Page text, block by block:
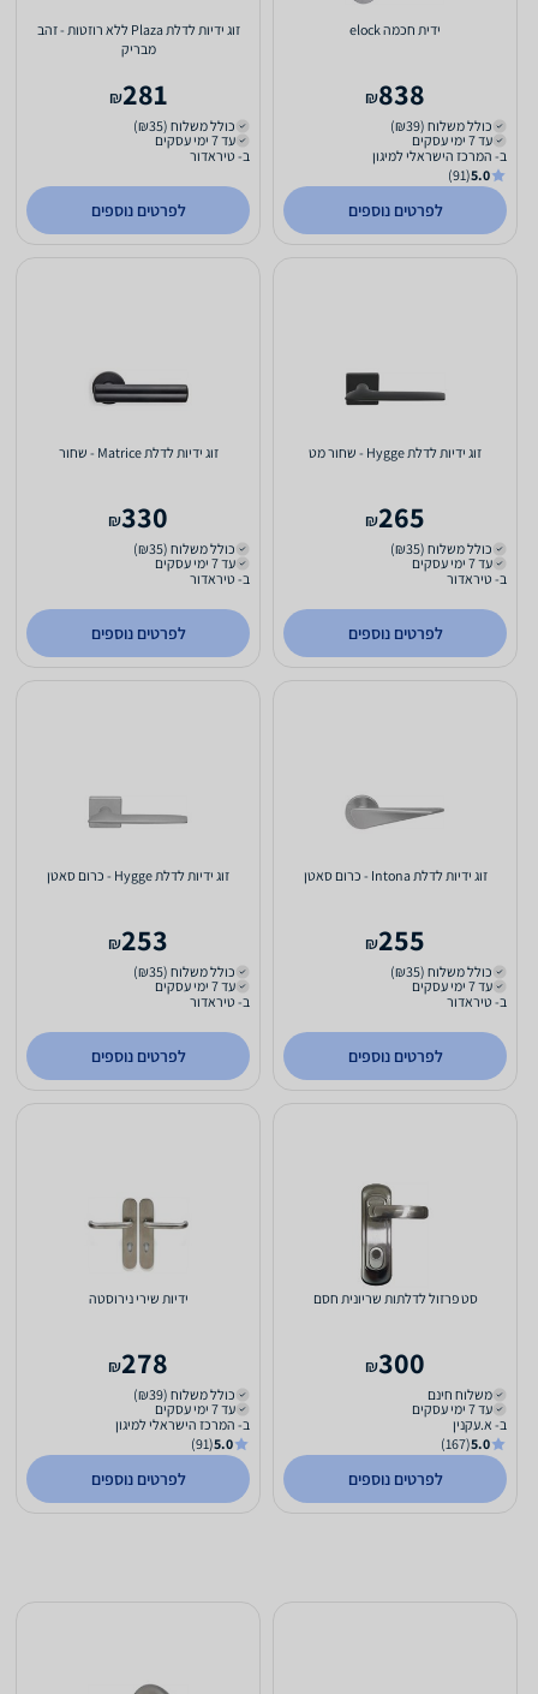
ידית חכמה elock
838
₪
כולל משלוח (₪39)
עד 7 ימי עסקים
ב- המרכז הישראלי למיגון
5.0
(91)
לפרטים נוספים
זוג ידיות לדלת Plaza ללא רוזטות - זהב
מבריק
281
₪
כולל משלוח (₪35)
עד 7 ימי עסקים
ב- טיראדור
לפרטים נוספים
זוג ידיות לדלת Hygge - שחור מט
265
₪
כולל משלוח (₪35)
עד 7 ימי עסקים
ב- טיראדור
לפרטים נוספים
זוג ידיות לדלת Matrice - שחור
330
₪
כולל משלוח (₪35)
עד 7 ימי עסקים
ב- טיראדור
לפרטים נוספים
זוג ידיות לדלת Intona - כרום סאטן
255
₪
כולל משלוח (₪35)
עד 7 ימי עסקים
ב- טיראדור
לפרטים נוספים
זוג ידיות לדלת Hygge - כרום סאטן
253
₪
כולל משלוח (₪35)
עד 7 ימי עסקים
ב- טיראדור
לפרטים נוספים
סט פרזול לדלתות שריונית חסם
300
₪
משלוח חינם
עד 7 ימי עסקים
ב- א.עקנין
5.0
(167)
לפרטים נוספים
ידיות שירי נירוסטה
278
₪
כולל משלוח (₪39)
עד 7 ימי עסקים
ב- המרכז הישראלי למיגון
5.0
(91)
לפרטים נוספים